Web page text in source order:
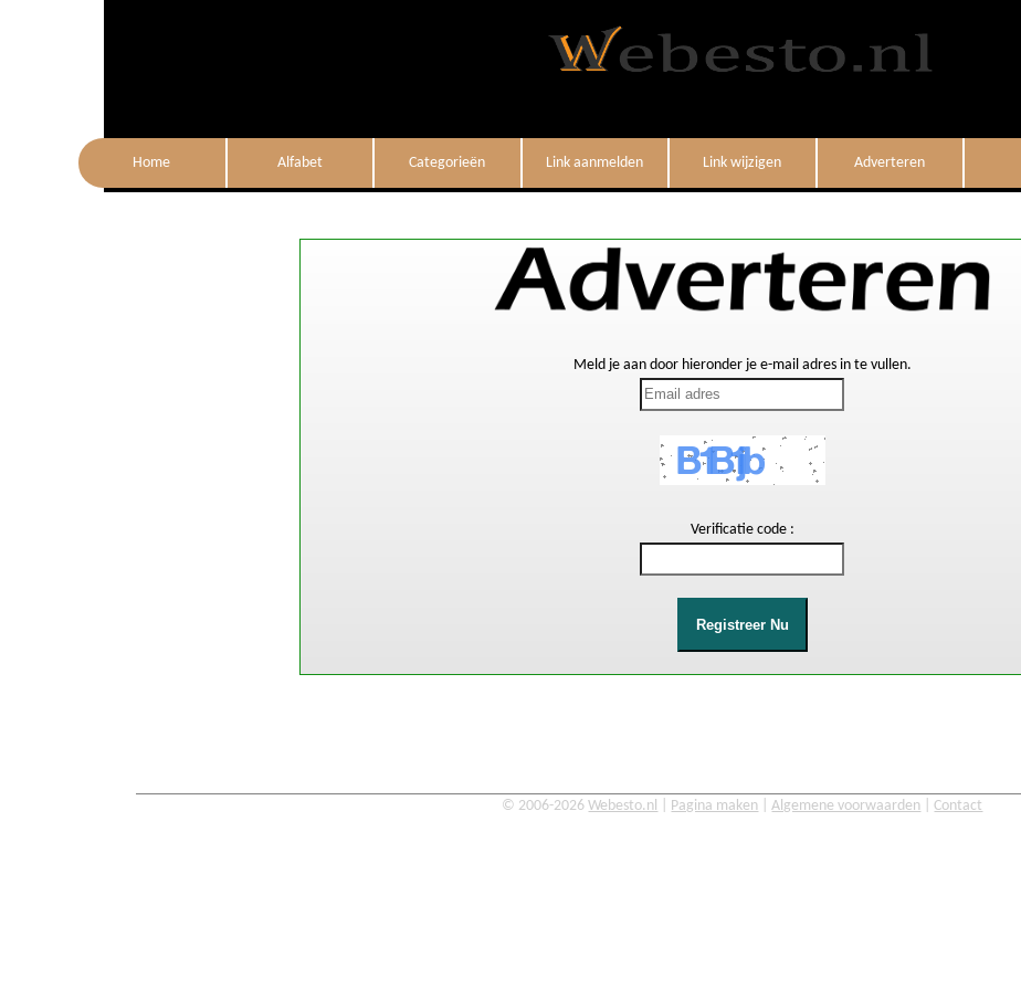
Home Alfabet Categorieën Link aanmelden Link wijzigen Adverteren
Meld je aan door hieronder je e-mail adres in te vullen.
Verificatie code :
© 2006-2026Webesto.nl Pagina maken |Algemene voorwaarden |Contact